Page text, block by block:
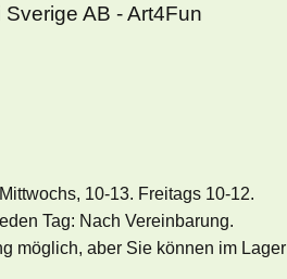
AB - Art4Fun
10-13. Freitags 10-12.
Tag: Nach Vereinbarung.
möglich, aber Sie können im Lager